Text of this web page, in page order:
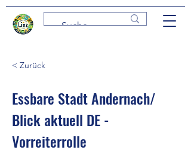
< Zurück
Essbare Stadt Andernach/
Blick aktuell DE -
Vorreiterrolle